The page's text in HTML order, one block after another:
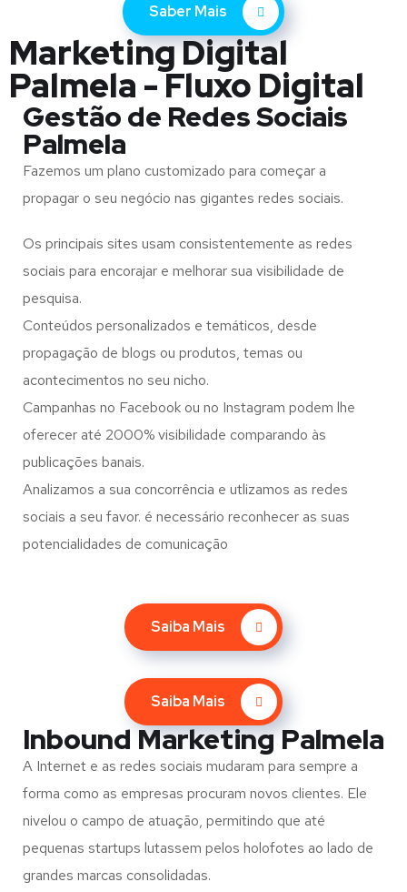
Saber Mais
Marketing Digital
Palmela - Fluxo Digital
Gestão de Redes Sociais
Palmela
Fazemos um plano customizado para começar a
propagar o seu negócio nas gigantes redes sociais.
Os principais sites usam consistentemente as redes
sociais para encorajar e melhorar sua visibilidade de
pesquisa.
Conteúdos personalizados e temáticos, desde
propagação de blogs ou produtos, temas ou
acontecimentos no seu nicho.
Campanhas no Facebook ou no Instagram podem lhe
oferecer até 2000% visibilidade comparando às
publicações banais.
Analizamos a sua concorrência e utlizamos as redes
sociais a seu favor. é necessário reconhecer as suas
potencialidades de comunicação
Saiba Mais
Saiba Mais
Inbound Marketing Palmela
A Internet e as redes sociais mudaram para sempre a
forma como as empresas procuram novos clientes. Ele
nivelou o campo de atuação, permitindo que até
pequenas startups lutassem pelos holofotes ao lado de
grandes marcas consolidadas.